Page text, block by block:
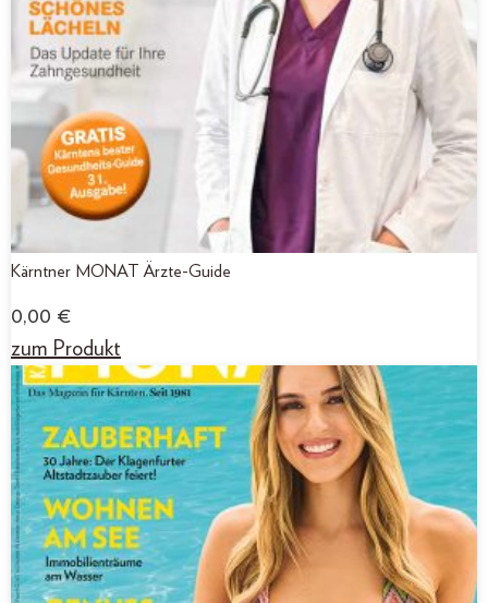
Kärntner MONAT Ärzte-Guide
0,00 €
zum Produkt